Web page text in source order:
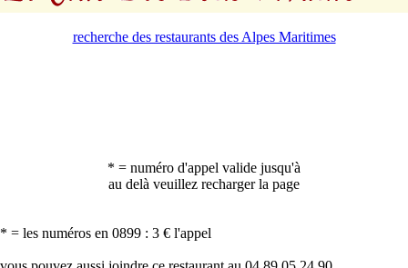
recherche des restaurants des Alpes Maritimes
* = numéro d'appel valide jusqu'à
au delà veuillez recharger la page
* = les numéros en 0899 : 3 € l'appel